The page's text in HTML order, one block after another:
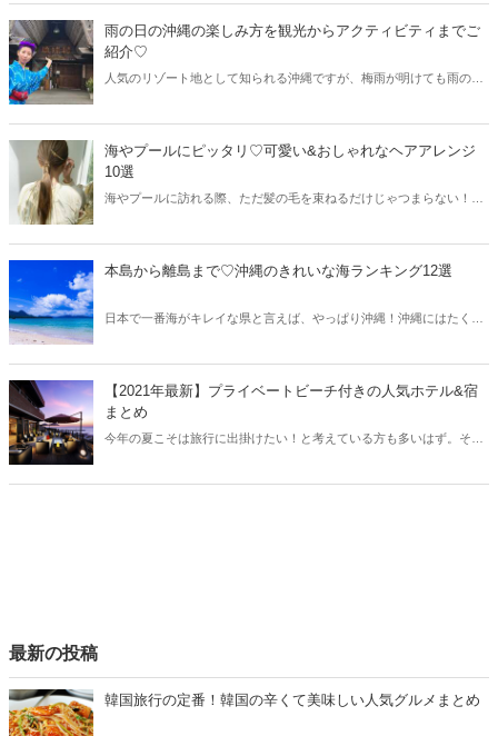
い、おしゃれなラッシュガードをご紹介します！
雨の日の沖縄の楽しみ方を観光からアクティビティまでご
紹介♡
人気のリゾート地として知られる沖縄ですが、梅雨が明けても雨の日
方をご紹介しましょう♫
海やプールにピッタリ♡可愛い&おしゃれなヘアアレンジ
10選
海やプールに訪れる際、ただ髪の毛を束ねるだけじゃつまらない！そ
本島から離島まで♡沖縄のきれいな海ランキング12選
日本で一番海がキレイな県と言えば、やっぱり沖縄！沖縄にはたくさ
【2021年最新】プライベートビーチ付きの人気ホテル&宿
まとめ
今年の夏こそは旅行に出掛けたい！と考えている方も多いはず。そこ
最新の投稿
韓国旅行の定番！韓国の辛くて美味しい人気グルメまとめ